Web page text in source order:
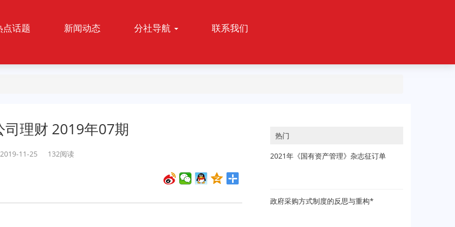
点话题 新闻动态 分社导航 联系我们
司理财 2019年07期
2019-11-25 132阅读
热门
2021年《国有资产管理》杂志征订单
政府采购方式制度的反思与重构*